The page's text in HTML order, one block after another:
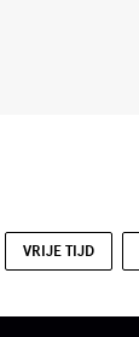
VRIJE TIJD